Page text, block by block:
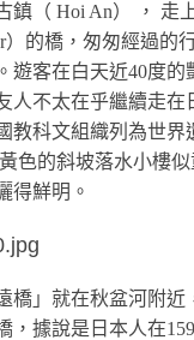
鎮（ Hoi An） ， 走
）的橋，匆匆經過的
遊客在白天近40度的
人不太在乎繼續走在
教科文組織列為世界
色的斜坡落水小樓似
得鮮明。
橋」就在秋盆河附近
，據說是日本人在